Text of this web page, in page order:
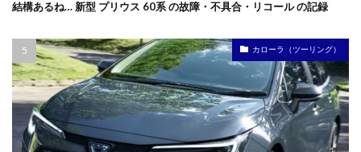
結構あるね… 新型 プリウス 60系 の故障・不具合・リコール の記録
カローラ（ツーリング）